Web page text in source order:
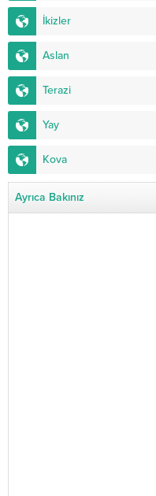
İkizler
Aslan
Terazi
Yay
Kova
Ayrıca Bakınız